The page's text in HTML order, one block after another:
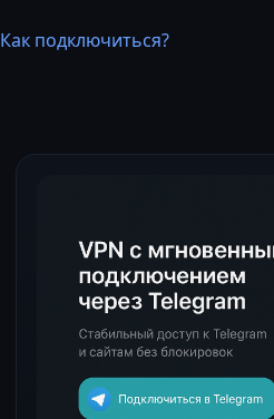
Как подключиться?